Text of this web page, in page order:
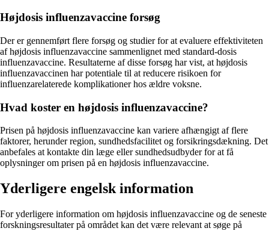
Højdosis influenzavaccine forsøg
Der er gennemført flere forsøg og studier for at evaluere effektiviteten
af højdosis influenzavaccine sammenlignet med standard-dosis
influenzavaccine. Resultaterne af disse forsøg har vist, at højdosis
influenzavaccinen har potentiale til at reducere risikoen for
influenzarelaterede komplikationer hos ældre voksne.
Hvad koster en højdosis influenzavaccine?
Prisen på højdosis influenzavaccine kan variere afhængigt af flere
faktorer, herunder region, sundhedsfacilitet og forsikringsdækning. Det
anbefales at kontakte din læge eller sundhedsudbyder for at få
oplysninger om prisen på en højdosis influenzavaccine.
Yderligere engelsk information
For yderligere information om højdosis influenzavaccine og de seneste
forskningsresultater på området kan det være relevant at søge på